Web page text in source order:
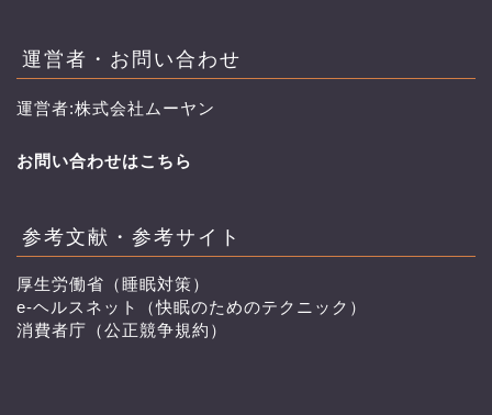
運営者・お問い合わせ
運営者:株式会社ムーヤン
お問い合わせはこちら
参考文献・参考サイト
厚生労働省（睡眠対策）
e-ヘルスネット（快眠のためのテクニック）
消費者庁（公正競争規約）